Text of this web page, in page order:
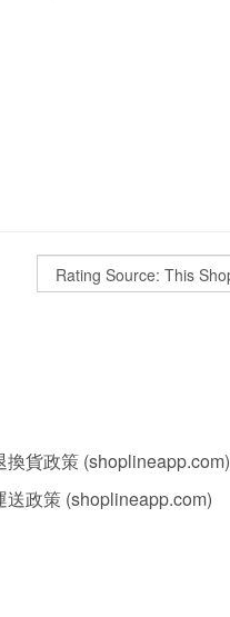
換貨政策 (shoplineapp.com)
送政策 (shoplineapp.com)